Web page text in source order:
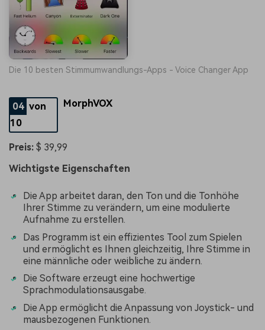
Die 10 besten Stimmumwandlungs-Apps - Voice Changer App
04 von
10
MorphVOX
Preis: $ 39,99
Wichtigste Eigenschaften
Die App arbeitet daran, den Ton und die Tonhöhe
Ihrer Stimme zu verändern, um eine modulierte
Aufnahme zu erstellen.
Das Programm ist ein effizientes Tool zum Spielen
und ermöglicht es Ihnen gleichzeitig, Ihre Stimme in
eine männliche oder weibliche zu ändern.
Die Software erzeugt eine hochwertige
Sprachmodulationsausgabe.
Die App ermöglicht die Anpassung von Joystick- und
mausbezogenen Funktionen.